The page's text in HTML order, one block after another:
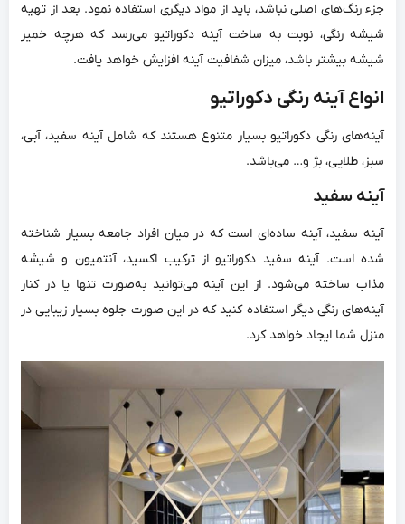
جزء رنگ‌های اصلی نباشد، باید از مواد دیگری استفاده نمود. بعد از تهیه
شیشه رنگی، نوبت به ساخت آینه دکوراتیو می‌رسد که هرچه خمیر
شیشه بیشتر باشد، میزان شفافیت آینه افزایش خواهد یافت.
انواع آینه رنگی دکوراتیو
آینه‌های رنگی دکوراتیو بسیار متنوع هستند که شامل آینه سفید، آبی،
سبز، طلایی، بژ و… می‌باشد.
آینه سفید
آینه سفید، آینه ساده‌ای است که در میان افراد جامعه بسیار شناخته
شده است. آینه سفید دکوراتیو از ترکیب اکسید، آنتمیون و شیشه
مذاب ساخته می‌شود. از این آینه می‌توانید به‌صورت تنها یا در کنار
آینه‌های رنگی دیگر استفاده کنید که در این صورت جلوه بسیار زیبایی در
منزل شما ایجاد خواهد کرد.